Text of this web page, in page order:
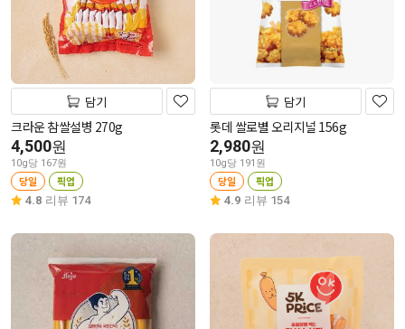
담기
크라운 참쌀설병 270g
4,500원
10g당 167원
당일 픽업
4.8 리뷰 174
담기
롯데 쌀로별 오리지널 156g
2,980원
10g당 191원
당일 픽업
4.9 리뷰 154